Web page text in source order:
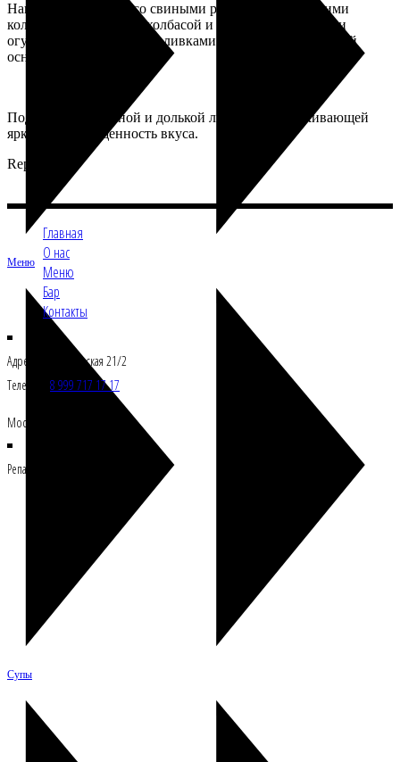
Меню
Супы
Наваристая солянка со свиными рёбрами, охотничьими
колбасками, копчёной колбасой и беконом, с солёными
огурцами, маслинами и оливками в ароматной томатной
основе.
Подаётся со сметаной и долькой лимона, подчёркивающей
яркость и насыщенность вкуса.
Repastcafe
Главная
О нас
Меню
Бар
Контакты
Адрес: Ул.Б.Филевская 21/2
Телефон: 8 999 717 17 17
Москва, Росссия 121108
Репасткафе © Все права защищены